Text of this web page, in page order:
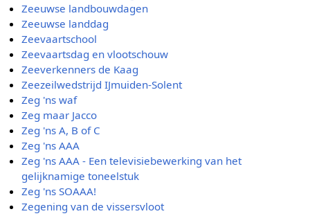
Zeeuwse landbouwdagen
Zeeuwse landdag
Zeevaartschool
Zeevaartsdag en vlootschouw
Zeeverkenners de Kaag
Zeezeilwedstrijd IJmuiden-Solent
Zeg 'ns waf
Zeg maar Jacco
Zeg 'ns A, B of C
Zeg 'ns AAA
Zeg 'ns AAA - Een televisiebewerking van het
gelijknamige toneelstuk
Zeg 'ns SOAAA!
Zegening van de vissersvloot